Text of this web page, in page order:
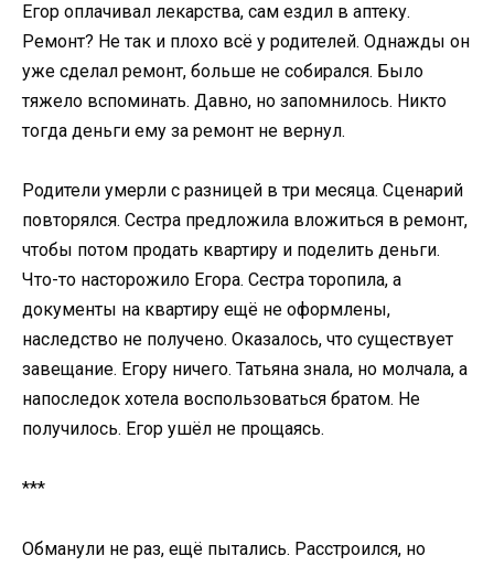
Егор оплачивал лекарства, сам ездил в аптеку.
Ремонт? Не так и плохо всё у родителей. Однажды он
уже сделал ремонт, больше не собирался. Было
тяжело вспоминать. Давно, но запомнилось. Никто
тогда деньги ему за ремонт не вернул.
Родители умерли с разницей в три месяца. Сценарий
повторялся. Сестра предложила вложиться в ремонт,
чтобы потом продать квартиру и поделить деньги.
Что-то насторожило Егора. Сестра торопила, а
документы на квартиру ещё не оформлены,
наследство не получено. Оказалось, что существует
завещание. Егору ничего. Татьяна знала, но молчала, а
напоследок хотела воспользоваться братом. Не
получилось. Егор ушёл не прощаясь.
***
Обманули не раз, ещё пытались. Расстроился, но